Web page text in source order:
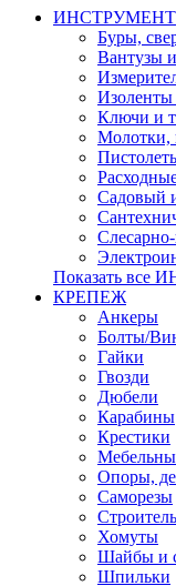
ИНСТРУМЕНТ
Буры,
Вантузы
Изоленты
Ключи и
Молотки,
Садовый
Показать все
КРЕПЕЖ
Анкеры
Болты/
Гайки
Гвозди
Дюбели
Карабины
Крестики
Опоры,
Саморезы
Хомуты
Шайбы и
Шпильки